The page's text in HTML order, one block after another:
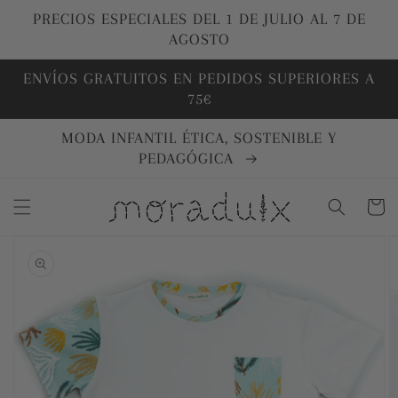
directamente
PRECIOS ESPECIALES DEL 1 DE JULIO AL 7 DE
AGOSTO
ENVÍOS GRATUITOS EN PEDIDOS SUPERIORES A
75€
MODA INFANTIL ÉTICA, SOSTENIBLE Y
PEDAGÓGICA
Carrito
información